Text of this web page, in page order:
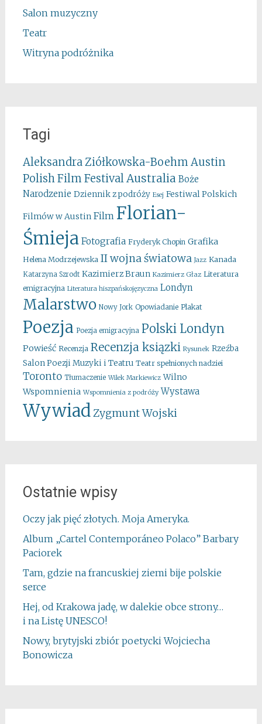
Salon muzyczny
Teatr
Witryna podróżnika
Tagi
Aleksandra Ziółkowska-Boehm Austin
Polish Film FestivalAustralia Boże
Narodzenie Dziennik z podróży Esej Festiwal Polskich
Filmów w Austin Film Florian-
Śmieja Fotografia Fryderyk Chopin Grafika
Helena Modrzejewska II wojna światowa Jazz Kanada
Katarzyna Szrodt Kazimierz Braun Kazimierz Głaz Literatura
emigracyjna Literatura hiszpańskojęzyczna Londyn
Malarstwo Nowy Jork Opowiadanie Plakat
Poezja Poezja emigracyjna Polski Londyn
Powieść Recenzja Recenzja ksiązki Rysunek Rzeźba
Salon Poezji Muzyki i Teatru Teatr spełnionych nadziei
Toronto Tłumaczenie Wilek Markiewicz Wilno
Wspomnienia Wspomnienia z podróży Wystawa
WywiadZygmunt Wojski
Ostatnie wpisy
Oczy jak pięć złotych. Moja Ameryka.
Album „Cartel Contemporáneo Polaco” Barbary
Paciorek
Tam, gdzie na francuskiej ziemi bije polskie
serce
Hej, od Krakowa jadę, w dalekie obce strony…
i na Listę UNESCO!
Nowy, brytyjski zbiór poetycki Wojciecha
Bonowicza